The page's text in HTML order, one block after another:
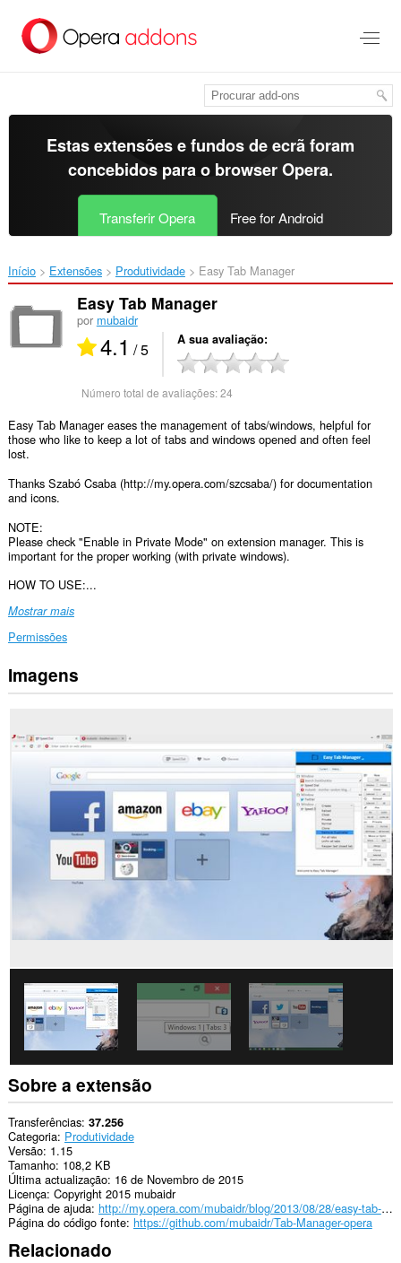
para
Estas extensões e fundos de ecrã foram
concebidos para o browser Opera.
Transferir Opera Free for Android
Início Extensões Produtividade Easy Tab Manager‎
Easy Tab Manager
por mubaidr
4.1 / 5 A sua avaliação
Número total de avaliações:24
Easy Tab Manager eases the management of tabs/windows, helpful for
those who like to keep a lot of tabs and windows opened and often feel
lost.
Thanks Szabó Csaba (http://my.opera.com/szcsaba/) for documentation
and icons.
NOTE:
Please check "Enable in Private Mode" on extension manager. This is
important for the proper working (with private windows).
HOW TO USE:...
Mostrar mais
Permissões
Esta
extensão
aos
seus
navegação.
Esta
extensão
pode
aceder
aos
seus
separadores
e
à
sua
actividade
de
navegação.
Imagens
Sobre a extensão
Transferências 37.256
Categoria Produtividade
Versão 1.15
Tamanho 108,2 KB
Última actualização 16 de Novembro de 2015
Licença Copyright 2015 mubaidr
Página de ajuda
http://my.opera.com/mubaidr/blog/2013/08/28/easy-tab-manager
Página do código fonte https://github.com/mubaidr/Tab-Manager-opera
Relacionado